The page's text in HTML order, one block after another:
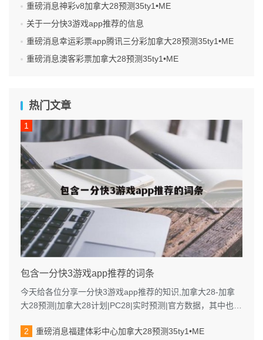
重磅消息神彩v8加拿大28预测35ty1 •ME
关于一分快3游戏app推荐的信息
重磅消息幸运彩票app腾讯三分彩加拿大28预测35ty1 •ME
重磅消息澳客彩票加拿大28预测35ty1 •ME
热门文章
包含一分快3游戏app推荐的词条
今天给各位分享一分快3游戏app推荐的知识,加拿大28-加拿
大28预测|加拿大28计划|PC28|实时预测|官方数据，其中也会
重磅消息福建体彩中心加拿大28预测35ty1 •ME